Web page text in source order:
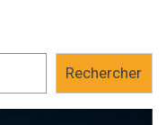
Rechercher